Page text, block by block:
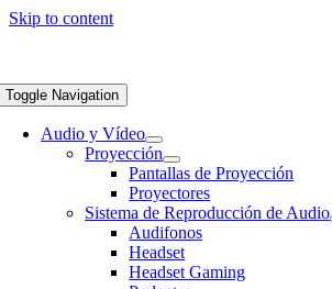
Skip to content
Toggle Navigation
Audio y Vídeo
Proyección
Pantallas de Proyección
Proyectores
Sistema de Reproducción de Audio
Audifonos
Headset
Headset Gaming